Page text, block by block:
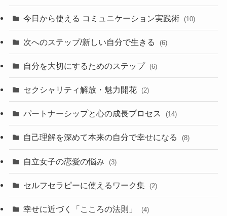
今日から使える コミュニケーション実践術 (10)
次へのステップ/新しい自分で生きる (6)
自分を大切にするためのステップ (6)
セクシャリティ解放・魅力開花 (2)
パートナーシップと心の成長プロセス (14)
自己理解を深めて本来の自分で幸せになる (8)
自立女子の恋愛の悩み (3)
セルフセラピーに使えるワーク集 (2)
幸せに近づく「こころの法則」 (4)